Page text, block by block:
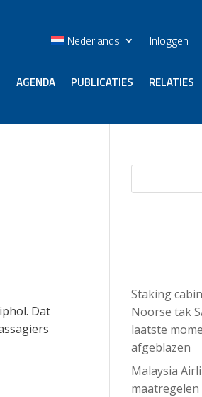
Nederlands Inloggen
AGENDA PUBLICATIES RELATIES
Dat
Staking
Noorse tak
laatste
afgeblazen
Malaysia